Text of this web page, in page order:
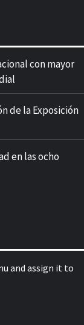
con mayor
de la Exposición
en las ocho
and assign it to